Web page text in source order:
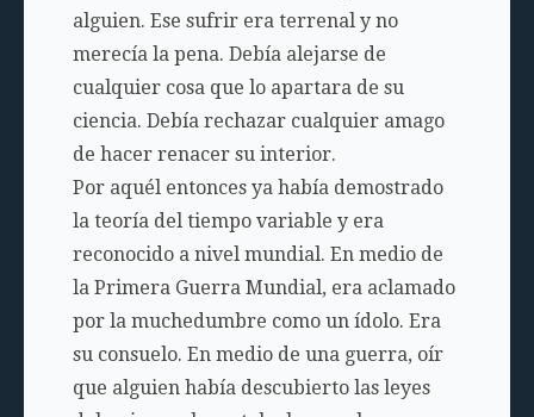
alguien. Ese sufrir era terrenal y no
merecía la pena. Debía alejarse de
cualquier cosa que lo apartara de su
ciencia. Debía rechazar cualquier amago
de hacer renacer su interior.
Por aquél entonces ya había demostrado
la teoría del tiempo variable y era
reconocido a nivel mundial. En medio de
la Primera Guerra Mundial, era aclamado
por la muchedumbre como un ídolo. Era
su consuelo. En medio de una guerra, oír
que alguien había descubierto las leyes